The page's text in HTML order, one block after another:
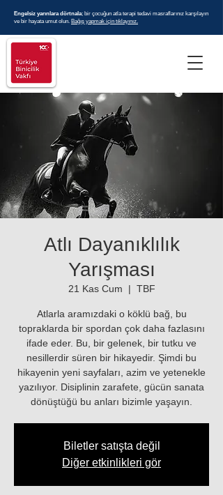
Engelsiz yarınlara dörtnala; bir çocuğun atla terapi tedavi masraflarınız karşılayın
ve bir hayata umut olun. Bağış yapmak için tıklayınız.
Atlı Dayanıklılık
Yarışması
21 Kas Cum
  |
TBF
Atlarla aramızdaki o köklü bağ, bu
topraklarda bir spordan çok daha fazlasını
ifade eder. Bu, bir gelenek, bir tutku ve
nesillerdir süren bir hikayedir. Şimdi bu
hikayenin yeni sayfaları, azim ve yetenekle
yazılıyor. Disiplinin zarafete, gücün sanata
dönüştüğü bu anları bizimle yaşayın.
Biletler satışta değil
Diğer etkinlikleri gör